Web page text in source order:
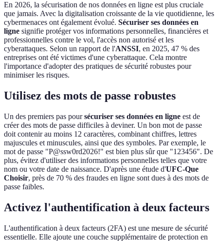
En 2026, la sécurisation de nos données en ligne est plus cruciale
que jamais. Avec la digitalisation croissante de la vie quotidienne, les
cybermenaces ont également évolué. Sécuriser ses données en
ligne signifie protéger vos informations personnelles, financières et
professionnelles contre le vol, l'accès non autorisé et les
cyberattaques. Selon un rapport de l'ANSSI, en 2025, 47 % des
entreprises ont été victimes d'une cyberattaque. Cela montre
l'importance d'adopter des pratiques de sécurité robustes pour
minimiser les risques.
Utilisez des mots de passe robustes
Un des premiers pas poursécuriser ses données en ligne est de
créer des mots de passe difficiles à deviner. Un bon mot de passe
doit contenir au moins 12 caractères, combinant chiffres, lettres
majuscules et minuscules, ainsi que des symboles. Par exemple, le
mot de passe "P@ssw0rd2026!" est bien plus sûr que "123456". De
plus, évitez d'utiliser des informations personnelles telles que votre
nom ou votre date de naissance. D'après une étude d'UFC-Que
Choisir, près de 70 % des fraudes en ligne sont dues à des mots de
passe faibles.
Activez l'authentification à deux facteurs
L'authentification à deux facteurs (2FA) est une mesure de sécurité
essentielle. Elle ajoute une couche supplémentaire de protection en